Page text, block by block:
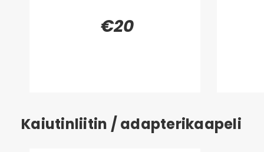
€20
Kaiutinliitin / adapterikaapeli